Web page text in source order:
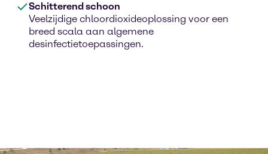
Schitterend schoon
Veelzijdige chloordioxideoplossing voor een
breed scala aan algemene
desinfectietoepassingen.